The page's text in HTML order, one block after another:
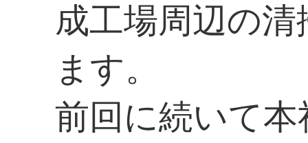
成工場周辺の
ます。
前回に続いて